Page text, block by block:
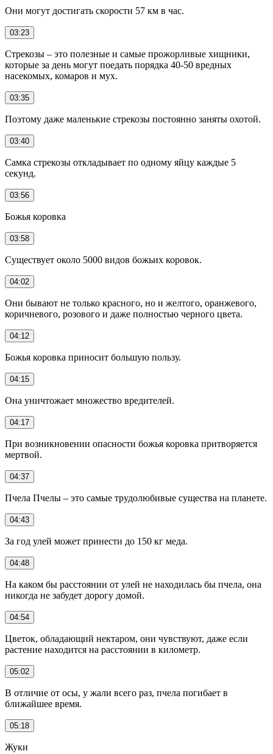
Они могут достигать скорости 57 км в час.
03:23
Стрекозы – это полезные и самые прожорливые хищники,
которые за день могут поедать порядка 40-50 вредных
насекомых, комаров и мух.
03:35
Поэтому даже маленькие стрекозы постоянно заняты охотой.
03:40
Самка стрекозы откладывает по одному яйцу каждые 5
секунд.
03:56
Божья коровка
03:58
Существует около 5000 видов божьих коровок.
04:02
Они бывают не только красного, но и желтого, оранжевого,
коричневого, розового и даже полностью черного цвета.
04:12
Божья коровка приносит большую пользу.
04:15
Она уничтожает множество вредителей.
04:17
При возникновении опасности божья коровка притворяется
мертвой.
04:37
Пчела Пчелы – это самые трудолюбивые существа на планете.
04:43
За год улей может принести до 150 кг меда.
04:48
На каком бы расстоянии от улей не находилась бы пчела, она
никогда не забудет дорогу домой.
04:54
Цветок, обладающий нектаром, они чувствуют, даже если
растение находится на расстоянии в километр.
05:02
В отличие от осы, у жали всего раз, пчела погибает в
ближайшее время.
05:18
Жуки